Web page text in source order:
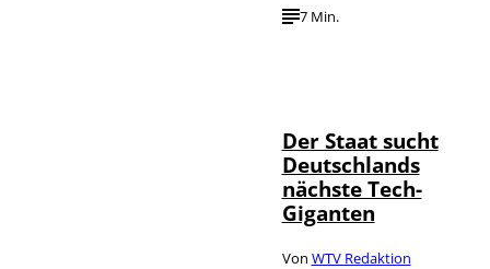
7 Min.
Der Staat sucht
Deutschlands
nächste Tech-
Giganten
Von WTV Redaktion